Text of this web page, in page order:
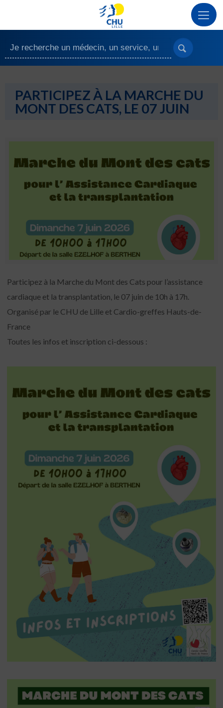
PARTICIPEZ À LA MARCHE DU
MONT DES CATS, LE 07 JUIN
Participez à la Marche du Mont des Cats pour l’assistance
cardiaque et la transplantation, le 07 juin de 10h à 17h.
Organisé par le CHU de Lille et Cardio-greffes Hauts-de-
France
Toutes les infos et inscription ci-dessous :